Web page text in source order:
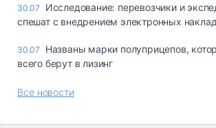
30.07
Исследование: перевозчики и
спешат с внедрением электронных
30.07
Названы марки полуприцепов,
всего берут в лизинг
Все новости